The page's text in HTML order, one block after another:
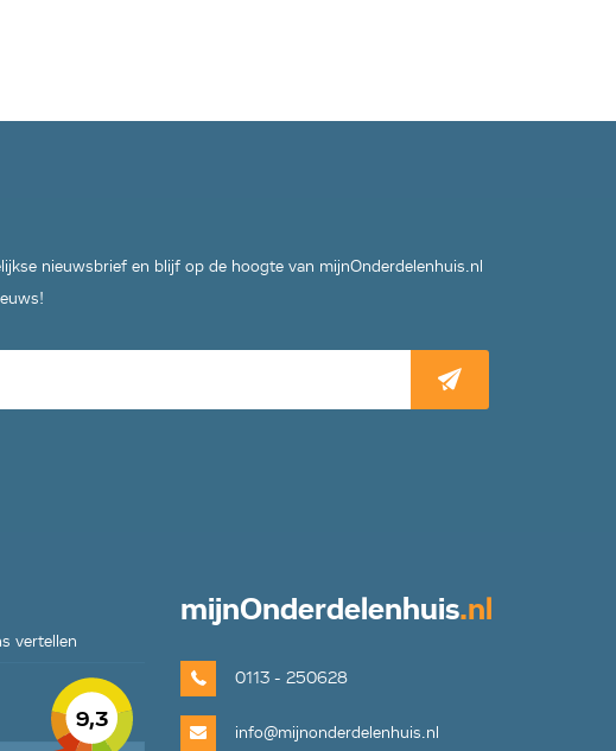
nieuwsbrief en blijf op de hoogte van mijnOnderdelenhuis.nl
vertellen
9,3
mijnOnderdelenhuis.nl
0113 - 250628
info@mijnonderdelenhuis.nl